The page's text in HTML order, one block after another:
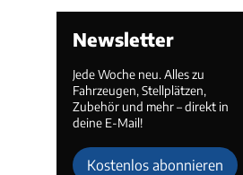
Newsletter
Jede Woche neu. Alles zu
Fahrzeugen, Stellplätzen,
Zubehör und mehr – direkt in
deine E-Mail!
Kostenlos abonnieren